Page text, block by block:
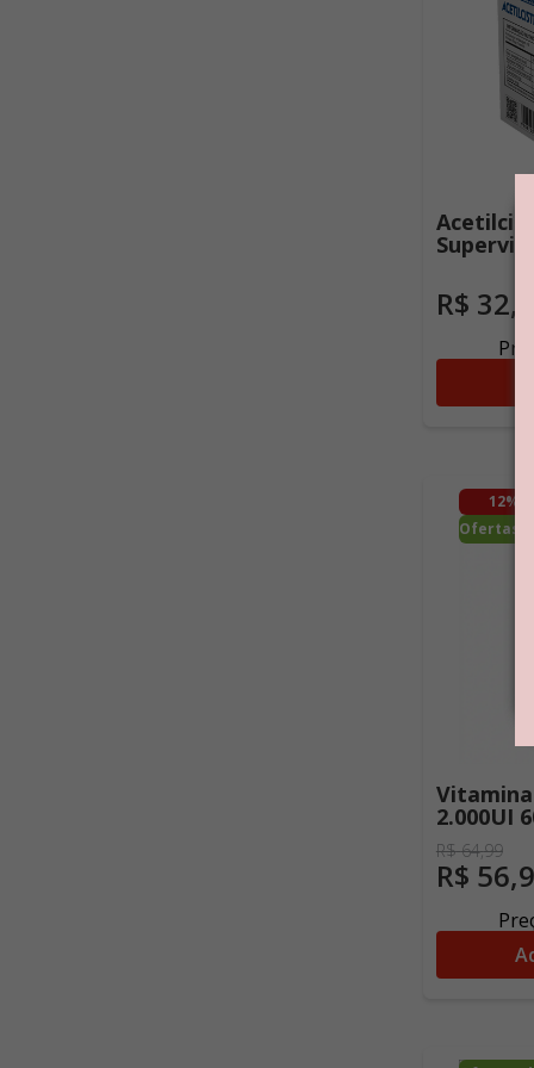
Sachês
R$ 32,
12%
Ofertas
2.000UI
R$ 64,99
R$ 56,